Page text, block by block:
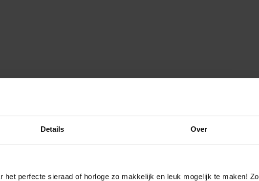
Details Over
perfecte sieraad of horloge zo makkelijk en leuk mogelijk te maken! Zo
!